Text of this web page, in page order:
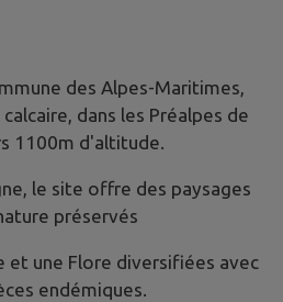
des Alpes-Maritimes,
dans les Préalpes de
1100m d'altitude.
le site offre des paysages
préservés
et une Flore diversifiées avec
endémiques.